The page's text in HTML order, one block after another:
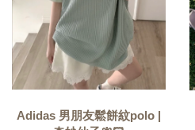
Adidas 男朋友鬆餅紋polo |